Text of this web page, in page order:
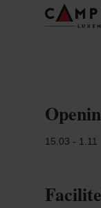
15.03 - 1.11